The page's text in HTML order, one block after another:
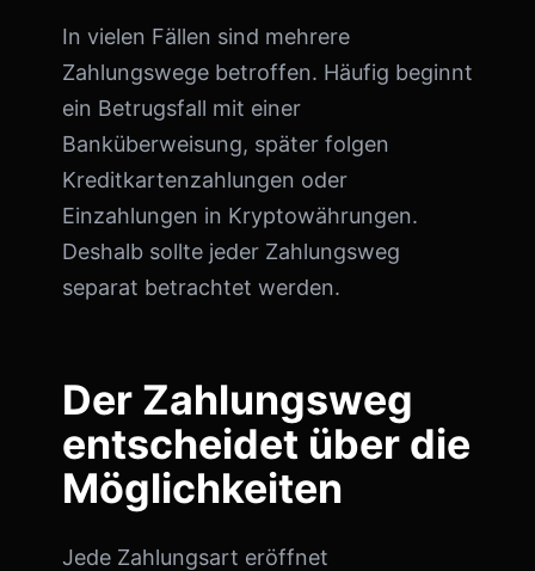
In vielen Fällen sind mehrere
Zahlungswege betroffen. Häufig beginnt
ein Betrugsfall mit einer
Banküberweisung, später folgen
Kreditkartenzahlungen oder
Einzahlungen in Kryptowährungen.
Deshalb sollte jeder Zahlungsweg
separat betrachtet werden.
Der Zahlungsweg
entscheidet über die
Möglichkeiten
Jede Zahlungsart eröffnet